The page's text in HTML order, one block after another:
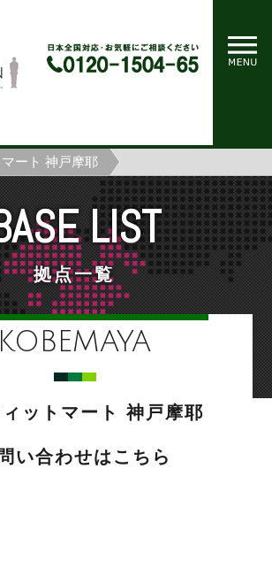
ート 神戸摩耶
LIST
拠点一覧
KOBEMAYA
ットマート 神戸摩耶
い合わせはこちら